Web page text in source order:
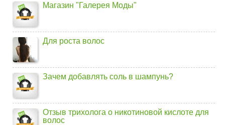
Магазин "Галерея Моды"
Для роста волос
Зачем добавлять соль в шампунь?
Отзыв трихолога о никотиновой кислоте для
волос